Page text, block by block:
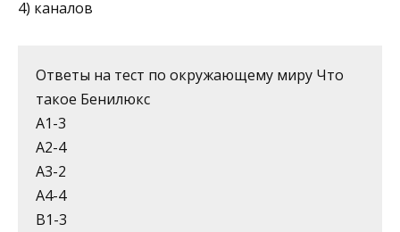
4) каналов
Ответы на тест по окружающему миру Что
такое Бенилюкс
А1-3
А2-4
А3-2
А4-4
В1-3